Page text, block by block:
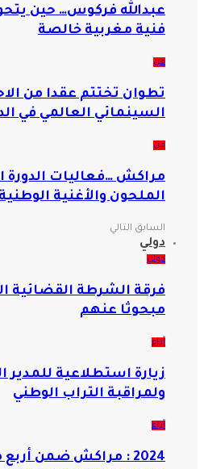
عبدالله فركوس… حين
فنية مغربية خالصة
فن
تطوان تختتم عقدا من
السينمائي العالمي في
فن
مراكش …فعاليات الدورة
الملحون والأغنية
السابق التالي
دولي
دولي
فرقة الشرطة القضائية
مبحوثا عنهم
آراء
زيارة استطلاعية للمدير
ولمراقبة التراب الوطني
آراء
2024 : مراكش ضمن